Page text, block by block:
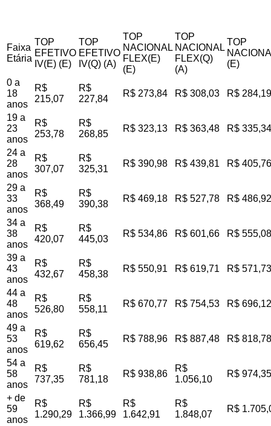
Faixa
Etária
TOP
EFETIVO
IV(E) (E)
TOP
EFETIVO
IV(Q) (A)
TOP
NACIONAL
FLEX(E)
(E)
TOP
NACIONAL
FLEX(Q)
(A)
TOP
(E)
0 a
18
anos
R$
215,07
R$
227,84
R$ 273,84 R$ 308,03 R$ 284,19
19 a
23
anos
R$
253,78
R$
268,85
R$ 323,13 R$ 363,48 R$ 335,34
24 a
28
anos
R$
307,07
R$
325,31
R$ 390,98 R$ 439,81 R$ 405,76
29 a
33
anos
R$
368,49
R$
390,38
R$ 469,18 R$ 527,78 R$ 486,92
34 a
38
anos
R$
420,07
R$
445,03
R$ 534,86 R$ 601,66 R$ 555,08
39 a
43
anos
R$
432,67
R$
458,38
R$ 550,91 R$ 619,71 R$ 571,73
44 a
48
anos
R$
526,80
R$
558,11
R$ 670,77 R$ 754,53 R$ 696,12
49 a
53
anos
R$
619,62
R$
656,45
R$ 788,96 R$ 887,48 R$ 818,78
54 a
58
anos
R$
737,35
R$
781,18
R$ 938,86
R$
1.056,10
R$ 974,35
+ de
59
anos
R$
1.290,29
R$
1.366,99
R$
1.642,91
R$
1.848,07
R$